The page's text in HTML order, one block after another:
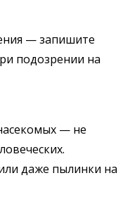
— запишите
подозрении на
— не
даже пылинки на